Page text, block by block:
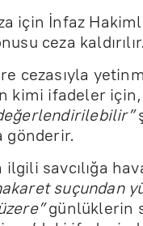
için İnfaz
ceza kaldırılır.
cezasıyla
kimi ifadeler için,
gönderir.
ilgili savcılığa
suçundan
günlüklerin